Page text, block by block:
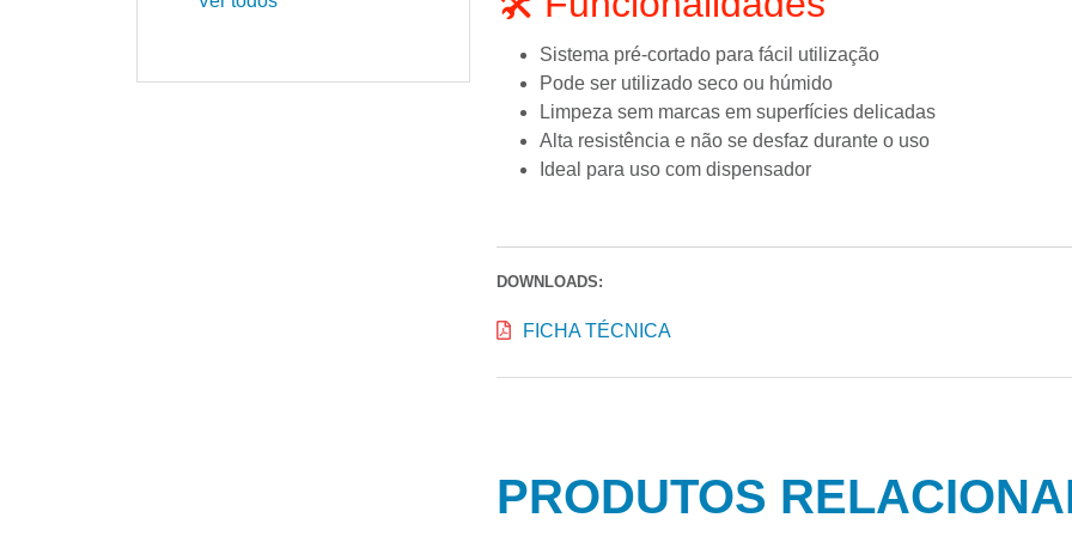
Sistema pré-cortado para fácil utilização
Pode ser utilizado seco ou húmido
Limpeza sem marcas em superfícies delicadas
Alta resistência e não se desfaz durante o uso
Ideal para uso com dispensador
DOWNLOADS:
FICHA TÉCNICA
PRODUTOS